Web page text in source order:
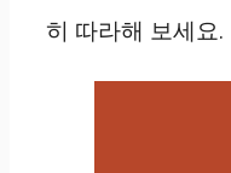
히 따라해 보세요.